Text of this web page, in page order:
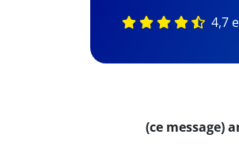
4,7
(ce message)